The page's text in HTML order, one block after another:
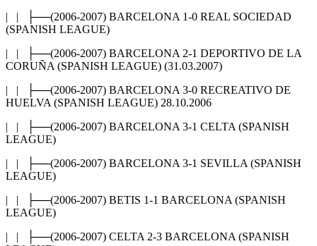
| | ├──(2006-2007) BARCELONA 1-0 REAL SOCIEDAD
(SPANISH LEAGUE)
| | ├──(2006-2007) BARCELONA 2-1 DEPORTIVO DE LA
CORUÑA (SPANISH LEAGUE) (31.03.2007)
| | ├──(2006-2007) BARCELONA 3-0 RECREATIVO DE
HUELVA (SPANISH LEAGUE) 28.10.2006
| | ├──(2006-2007) BARCELONA 3-1 CELTA (SPANISH
LEAGUE)
| | ├──(2006-2007) BARCELONA 3-1 SEVILLA (SPANISH
LEAGUE)
| | ├──(2006-2007) BETIS 1-1 BARCELONA (SPANISH
LEAGUE)
| | ├──(2006-2007) CELTA 2-3 BARCELONA (SPANISH